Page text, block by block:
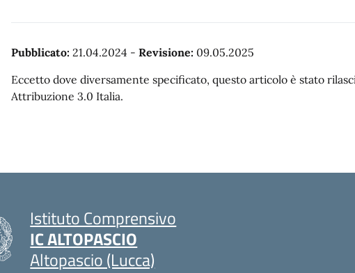
Pubblicato: 21.04.2024 - Revisione: 09.05.2025
Eccetto dove diversamente specificato, questo articolo è stato
Attribuzione 3.0 Italia.
Istituto Comprensivo
IC ALTOPASCIO
Altopascio (Lucca)